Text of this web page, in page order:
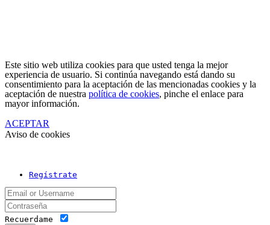
Este sitio web utiliza cookies para que usted tenga la mejor
experiencia de usuario. Si continúa navegando está dando su
consentimiento para la aceptación de las mencionadas cookies y la
aceptación de nuestra política de cookies, pinche el enlace para
mayor información.
ACEPTAR
Aviso de cookies
Regístrate
Recuerdame